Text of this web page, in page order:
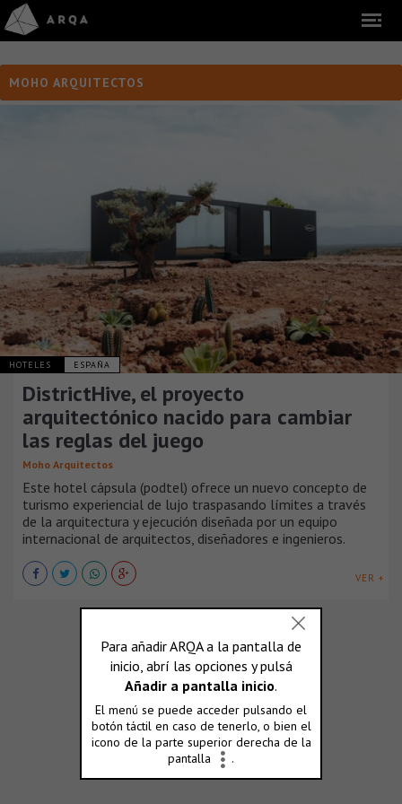
MOHO ARQUITECTOS
HOTELES ESPAÑA
DistrictHive, el proyecto
arquitectónico nacido para cambiar
las reglas del juego
Moho Arquitectos
Este hotel cápsula (podtel) ofrece un nuevo concepto de
turismo experiencial de lujo traspasando límites a través
de la arquitectura y ejecución diseñada por un equipo
internacional de arquitectos, diseñadores e ingenieros.
VER +